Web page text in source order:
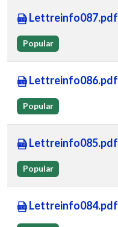
Lettreinfo087.pdf
Popular
Lettreinfo086.pdf
Popular
Lettreinfo085.pdf
Popular
Lettreinfo084.pdf